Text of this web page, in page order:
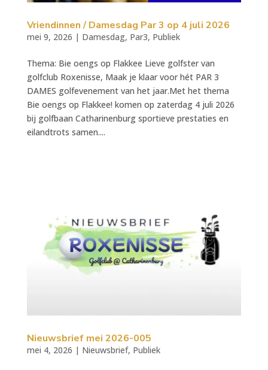
Vriendinnen / Damesdag Par 3 op 4 juli 2026
mei 9, 2026 | Damesdag, Par3, Publiek
Thema: Bie oengs op Flakkee Lieve golfster van
golfclub Roxenisse, Maak je klaar voor hét PAR 3
DAMES golfevenement van het jaar.Met het thema
Bie oengs op Flakkee! komen op zaterdag 4 juli 2026
bij golfbaan Catharinenburg sportieve prestaties en
eilandtrots samen....
Nieuwsbrief mei 2026-005
mei 4, 2026 | Nieuwsbrief, Publiek